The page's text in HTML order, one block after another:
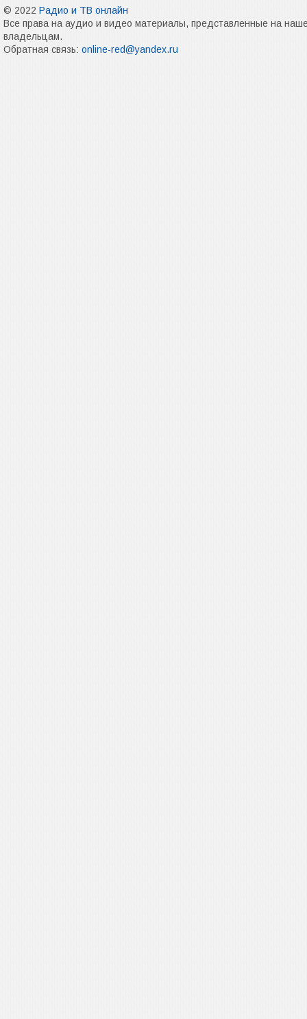
© 2022 Радио и ТВ онлайн
Все права на аудио и видео материалы, представленные на
владельцам.
Обратная связь: online-red@yandex.ru